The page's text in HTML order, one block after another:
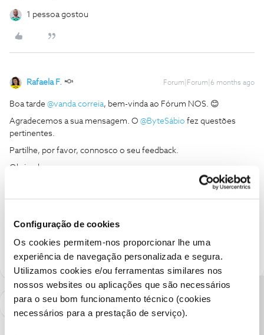
Configuração de cookies
Os cookies permitem-nos proporcionar lhe uma
experiência de navegação personalizada e segura.
Utilizamos cookies e/ou ferramentas similares nos
nossos websites ou aplicações que são necessários
para o seu bom funcionamento técnico (cookies
necessários para a prestação de serviço).
1 pessoa gostou
Rafaela F. Forum|Forum|6 months ago
Boa tarde ​ @vanda correia, bem-vinda ao Fórum NOS. 😊
Agradecemos a sua mensagem. O ​ @ByteSábio fez questões
pertinentes.
Partilhe, por favor, connosco o seu feedback.
Obrigada
Siga os perfis da moderação, através da opção "Seguir", para estar
sempre a par das últimas novidades.